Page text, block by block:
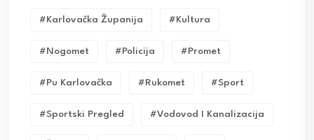
#karlovačka Županija #kultura
#nogomet #policija #promet
#pu Karlovačka #rukomet #sport
#sportski Pregled #vodovod I Kanalizacija